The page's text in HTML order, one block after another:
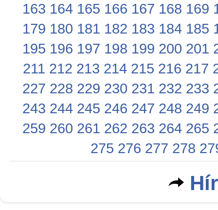
163 164 165 166 167 168 169
179 180 181 182 183 184 185
195 196 197 198 199 200 201
211 212 213 214 215 216 217
227 228 229 230 231 232 233
243 244 245 246 247 248 249
259 260 261 262 263 264 265
275 276 277 278